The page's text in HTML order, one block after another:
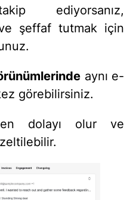
ediyorsanız,
şeffaf tutmak için
aynı e-
görebilirsiniz.
dolayı olur ve